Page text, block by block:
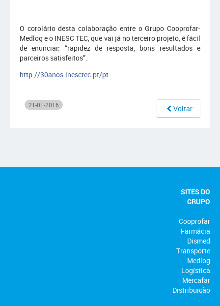
O corolário desta colaboração entre o Grupo Cooprofar-
Medlog e o INESC TEC, que vai já no terceiro projeto, é fácil
de enunciar: “rapidez de resposta, bons resultados e
parceiros satisfeitos”.
http://30anos.inesctec.pt/pt
21-01-2016 Voltar
SITES DO
GRUPO
Cooprofar
Farmácia
Dismed
Transporte
Medlog
Logística
Mercafar
Distribuição